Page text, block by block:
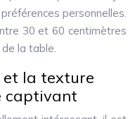
personnelles.
30 et 60 centimètres
la table.
et la texture
captivant